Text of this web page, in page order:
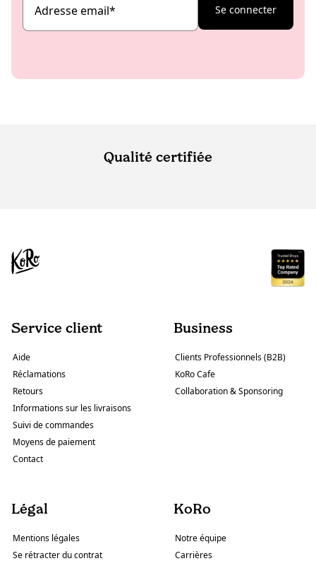
Adresse email* Se connecter
Qualité certifiée
Service client
Aide
Réclamations
Retours
Informations sur les livraisons
Suivi de commandes
Moyens de paiement
Contact
Business
Clients Professionnels (B2B)
KoRo Cafe
Collaboration & Sponsoring
Légal
Mentions légales
Se rétracter du contrat
KoRo
Notre équipe
Carrières